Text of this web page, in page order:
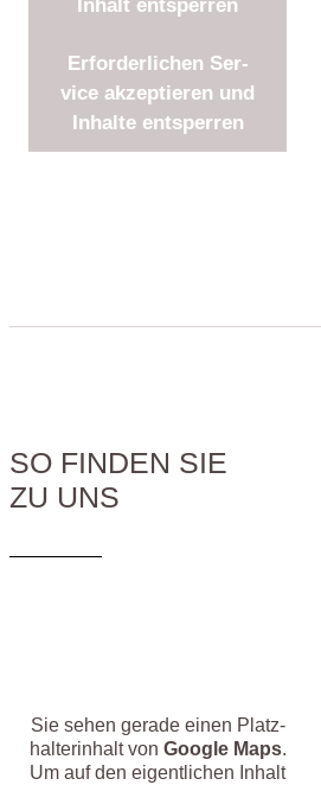
Inhalt ent­sper­ren
Erfor­der­li­chen Ser­
vice akzep­tie­ren und
Inhal­te ent­sper­ren
SO FINDEN SIE
ZU UNS
Sie sehen gera­de einen Platz­
hal­ter­in­halt von Goog­le Maps.
Um auf den eigent­li­chen Inhalt